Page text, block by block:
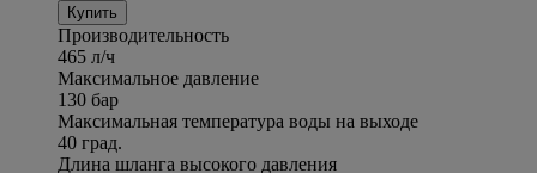
Купить
Производительность
465 л/ч
Максимальное давление
130 бар
Максимальная температура воды на выходе
40 град.
Длина шланга высокого давления